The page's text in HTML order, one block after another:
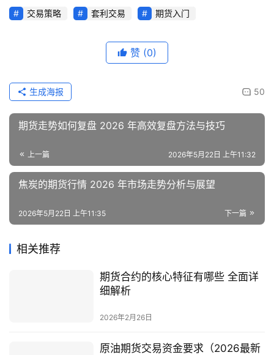
盘
期
指
期
货
指
期
货
期
货
开
交易策略 套利交易 期货入门
赞 (0)
50
生成海报
期货走势如何复盘 2026 年高效复盘方法与技巧
上一篇 2026年5月22日 上午11:32
焦炭的期货行情 2026 年市场走势分析与展望
下一篇
2026年5月22日 上午11:35
相关推荐
期货合约的核心特征有哪些 全面详
细解析
2026年2月26日
原油期货交易资金要求（2026最新